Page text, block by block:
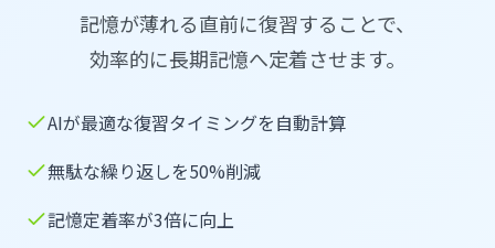
記憶が薄れる直前に復習することで、
効率的に長期記憶へ定着させます。
AIが最適な復習タイミングを自動計算
無駄な繰り返しを50%削減
記憶定着率が3倍に向上